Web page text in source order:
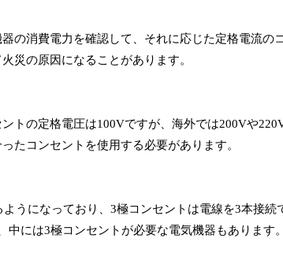
の消費電力を確認して、それに応じた定格電流の
災の原因になることがあります。
トの定格電圧は100Vですが、海外では200Vや
たコンセントを使用する必要があります。
うになっており、3極コンセントは電線を3本接続
には3極コンセントが必要な電気機器もあります。